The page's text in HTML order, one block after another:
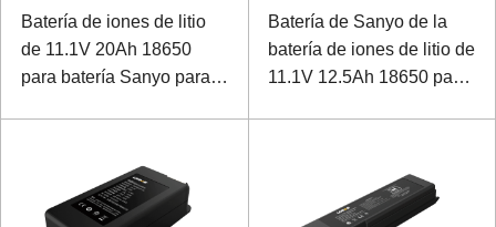
Batería de iones de litio
de 11.1V 20Ah 18650
para batería Sanyo para
Batería de Sanyo de la
batería de iones de litio de
11.1V 12.5Ah 18650 para